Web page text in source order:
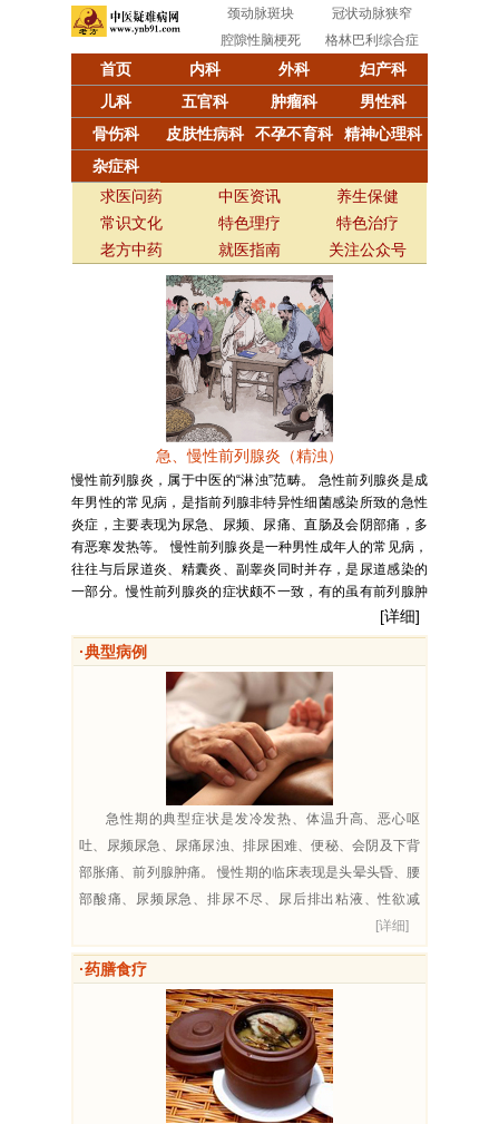
颈动脉斑块
冠状动脉狭窄
腔隙性脑梗死
格林巴利综合症
首页 内科 外科
妇产科
儿科
五官科 肿瘤科
男性科
骨伤科
皮肤性病科 不孕不育科
精神心理科
杂症科
求医问药
中医资讯
养生保健
常识文化
特色理疗
特色治疗
老方中药
就医指南 关注公众号
急、慢性前列腺炎（精浊）
慢性前列腺炎，属于中医的“淋浊”范畴。 急性前列腺炎是成
年男性的常见病，是指前列腺非特异性细菌感染所致的急性
炎症，主要表现为尿急、尿频、尿痛、直肠及会阴部痛，多
有恶寒发热等。 慢性前列腺炎是一种男性成年人的常见病，
往往与后尿道炎、精囊炎、副睾炎同时并存，是尿道感染的
一部分。慢性前列腺炎的症状颇不一致，有的虽有前列腺肿
胀，前列腺液出现较多的白细胞，而临床上无明显的自觉症
状。典型的症状为会阴、腹股沟、精索、睾丸部不适，腰
痛，轻度尿频、尿后点滴不尽、尿道口灼热刺痛或尿道口有
分泌物渗出，常伴有性欲减...
[详细]
·典型病例
急性期的典型症状是发冷发热、体温升高、恶心呕
吐、尿频尿急、尿痛尿浊、排尿困难、便秘、会阴及下背
部胀痛、前列腺肿痛。 慢性期的临床表现是头晕头昏、腰
部酸痛、尿频尿急、排尿不尽、尿后排出粘液、性欲减
[详细]
·药膳食疗